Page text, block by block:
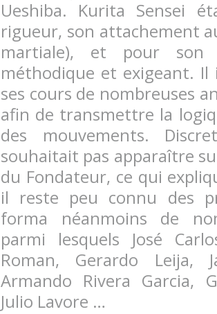
Ueshiba. Kurita Sensei
rigueur, son attachement
martiale), et pour son
méthodique et exigeant.
ses cours de nombreuses
afin de transmettre la
des mouvements.
souhaitait pas apparaître
du Fondateur, ce qui
il reste peu connu des
forma néanmoins de
parmi lesquels José
Roman, Gerardo Leija,
Armando Rivera Garcia,
Julio Lavore …